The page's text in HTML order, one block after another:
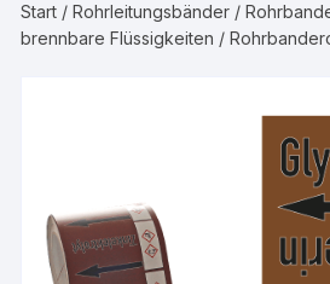
Start /Rohrleitungsbänder /
brennbare Flüssigkeiten /